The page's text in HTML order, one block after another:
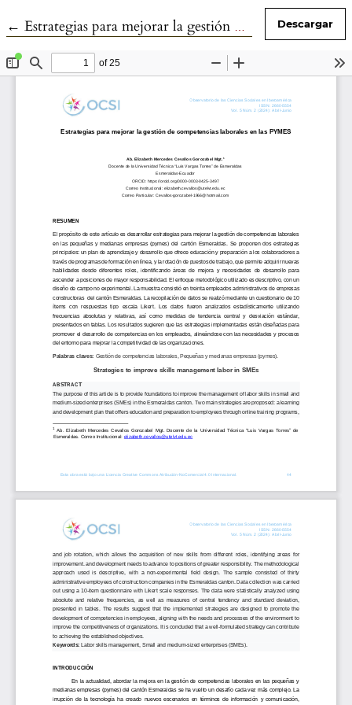
← Volver a los detalles del artículo
Estrategias para mejorar la gestión de competencias laborales en las PYMES Descargar